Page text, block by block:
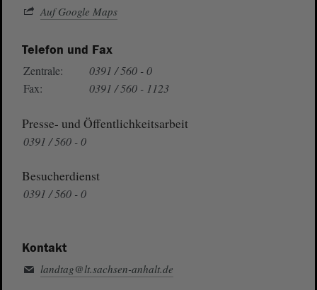
Auf Google Maps
Telefon und Fax
Zentrale:
0391 / 560 - 0
Fax:
0391 / 560 - 1123
Presse- und Öffentlichkeitsarbeit
0391 / 560 - 0
Besucherdienst
0391 / 560 - 0
Kontakt
landtag@lt.sachsen-anhalt.de